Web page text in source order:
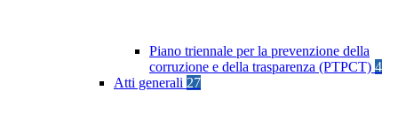
Piano triennale per la prevenzione della
corruzione e della trasparenza (PTPCT) 4
Atti generali 27